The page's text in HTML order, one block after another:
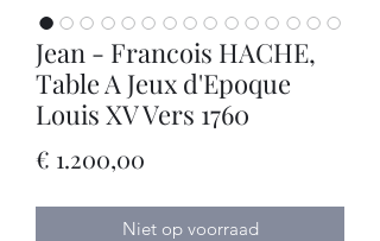
Jean - Francois HACHE,
Table A Jeux d'Epoque
Louis XV Vers 1760
€ 1.200,00
Niet op voorraad